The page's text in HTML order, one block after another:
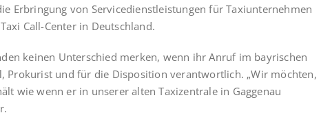
Erbringung von Servicedienstleistungen für Taxiunternehmen
Call-Center in Deutschland.
keinen Unterschied merken, wenn ihr Anruf im bayrischen
Prokurist und für die Disposition verantwortlich. „Wir möchten,
wie wenn er in unserer alten Taxizentrale in Gaggenau